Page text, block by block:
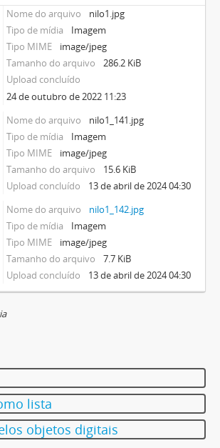
Nome do arquivo
nilo1.jpg
Tipo de mídia
Imagem
Tipo MIME
image/jpeg
Tamanho do arquivo
286.2 KiB
Upload concluído
24 de outubro de 2022 11:23
Nome do arquivo
nilo1_141.jpg
Tipo de mídia
Imagem
Tipo MIME
image/jpeg
Tamanho do arquivo
15.6 KiB
Upload concluído
13 de abril de 2024 04:30
Nome do arquivo
nilo1_142.jpg
Tipo de mídia
Imagem
Tipo MIME
image/jpeg
Tamanho do arquivo
7.7 KiB
Upload concluído
13 de abril de 2024 04:30
lista
objetos digitais